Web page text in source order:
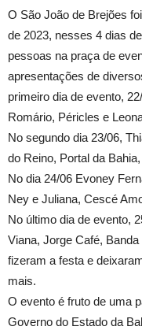
O São João de Brejões
de 2023, nesses 4 dias
pessoas na praça de
apresentações de
primeiro dia de evento,
Romário, Péricles e
No segundo dia 23/06,
do Reino, Portal da
No dia 24/06 Evoney
Ney e Juliana, Cescé
No último dia de evento,
Viana, Jorge Café,
fizeram a festa e
mais.
O evento é fruto de uma
Governo do Estado da